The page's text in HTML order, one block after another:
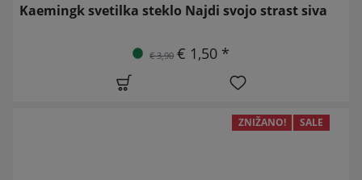
Kaemingk svetilka steklo Najdi svojo strast siva
€ 3,90 € 1,50 *
ZNIŽANO! SALE